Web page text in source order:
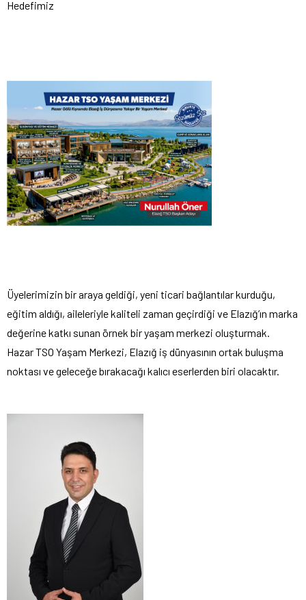
Hedefimiz
Üyelerimizin bir araya geldiği, yeni ticari bağlantılar kurduğu,
eğitim aldığı, aileleriyle kaliteli zaman geçirdiği ve Elazığ’ın marka
değerine katkı sunan örnek bir yaşam merkezi oluşturmak.
Hazar TSO Yaşam Merkezi, Elazığ iş dünyasının ortak buluşma
noktası ve geleceğe bırakacağı kalıcı eserlerden biri olacaktır.